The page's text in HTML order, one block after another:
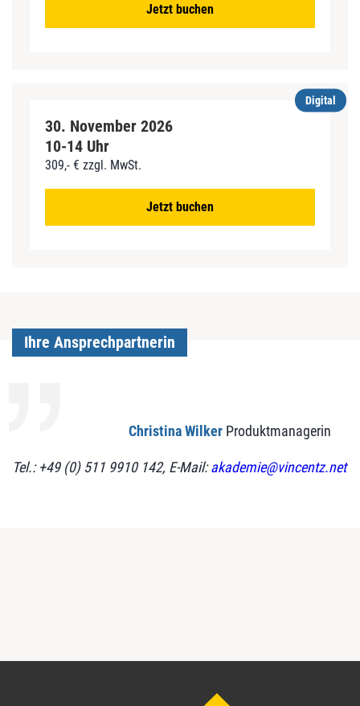
Jetzt buchen
Digital
30. November 2026
10-14 Uhr
309,- € zzgl. MwSt.
Jetzt buchen
Ihre Ansprechpartnerin
Christina Wilker Produktmanagerin
Tel.: +49 (0) 511 9910 142, E-Mail:akademie@vincentz.net